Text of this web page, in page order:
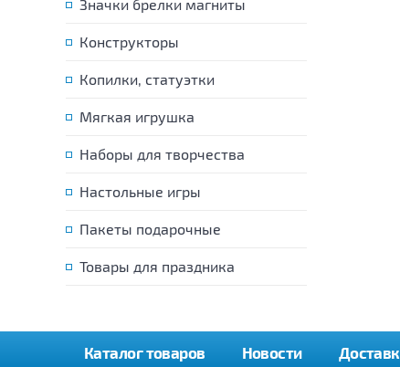
Значки брелки магниты
Конструкторы
Копилки, статуэтки
Мягкая игрушка
Наборы для творчества
Настольные игры
Пакеты подарочные
Товары для праздника
Каталог товаров Новости